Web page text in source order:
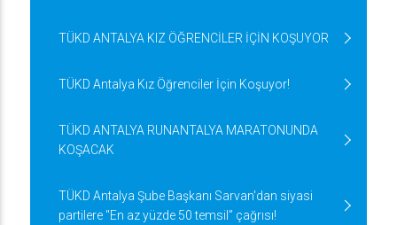
TÜKD ANTALYA KIZ ÖĞRENCİLER İÇİN KOŞUYOR
TÜKD Antalya Kız Öğrenciler İçin Koşuyor!
TÜKD ANTALYA RUNANTALYA MARATONUNDA
KOŞACAK
TÜKD Antalya Şube Başkanı Sarvan'dan siyasi
partilere "En az yüzde 50 temsil” çağrısı!